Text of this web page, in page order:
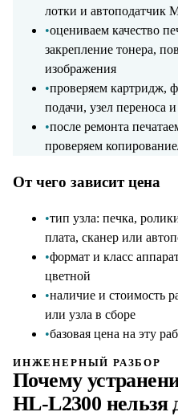
лотки и автоподатчик
•оцениваем качество
закрепление тонера,
изображения
•проверяем картридж,
подачи, узел переноса
•после ремонта
проверяем
От чего зависит цена
•тип узла: печка,
плата, сканер или
•формат и класс
цветной
•наличие и стоимость
или узла в сборе
•базовая цена на эту
ИНЖЕНЕРНЫЙ РАЗБОР
Почему
HL-L2300 нельзя